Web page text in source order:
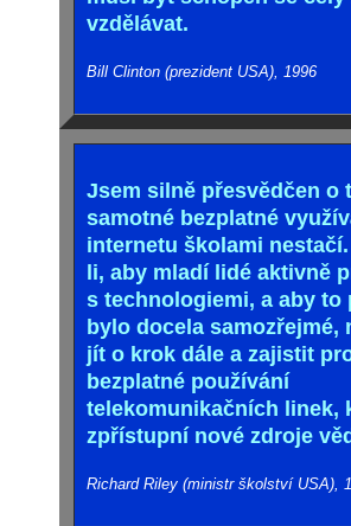
vzdělávat.
Bill Clinton (prezident USA), 1996
Jsem silně přesvědčen o
samotné bezplatné
internetu školami
li, aby mladí lidé aktivně
s technologiemi, a aby to
bylo docela samozřejmé,
jít o krok dále a zajistit
bezplatné používání
telekomunikačních linek,
zpřístupní nové zdroje
Richard Riley (ministr školství USA),